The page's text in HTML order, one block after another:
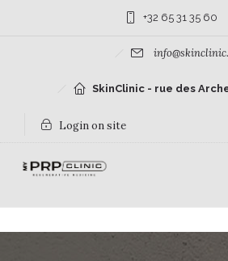
+32 65 31 35 60
SkinClinic - rue des
Login on site